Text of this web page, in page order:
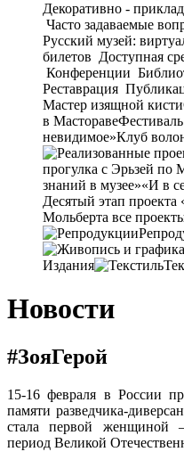
Декоративно -
Часто задаваемые
Русский музей:
билетов Доступная
Конференции
Реставрация
Мастер изящной кисти
в Мастораве
невидимое»Клуб
прогулка с Эрьзей по
знаний в музее»«И в
Десятый этап
Мольберта все
Издания
Новости
#ЗояГерой
15-16 февраля в России
памяти разведчика-
стала первой женщиной
период Великой